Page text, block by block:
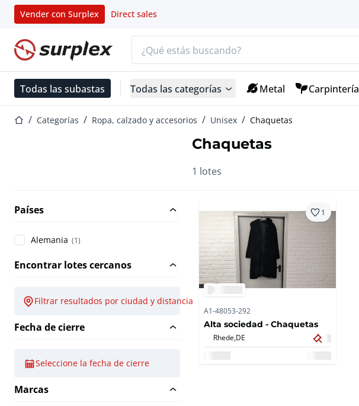
Vender con Surplex Direct sales
Página de inicio
Todas las subastas Todas las categorías Metal Carpintería
Página de inicio
Categorías Ropa, calzado y accesorios Unisex Chaquetas
Chaquetas
1 lotes
Países
Alemania (1)
Encontrar lotes cercanos
Filtrar resultados por ciudad y distancia
Fecha de cierre
Seleccione la fecha de cierre
Marcas
1
A1-48053-292
Alta sociedad - Chaquetas
Rhede, DE